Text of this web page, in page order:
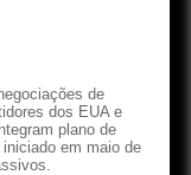
de
dos EUA e
plano de
em maio de